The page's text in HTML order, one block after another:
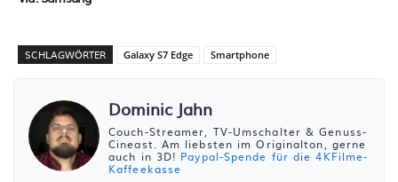
SCHLAGWÖRTER Galaxy S7 Edge Smartphone
Dominic Jahn
Couch-Streamer, TV-Umschalter & Genuss-
Cineast. Am liebsten im Originalton, gerne
auch in 3D! Paypal-Spende für die 4KFilme-
Kaffeekasse